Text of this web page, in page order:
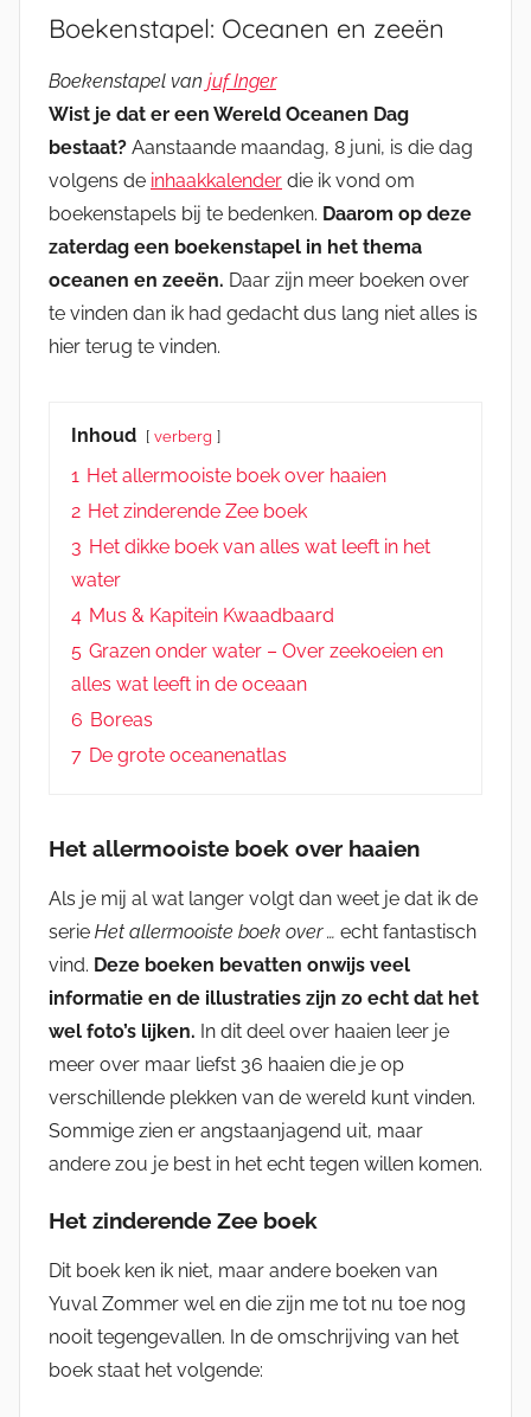
Boekenstapel: Oceanen en zeeën
Boekenstapel van juf Inger
Wist je dat er een Wereld Oceanen Dag
bestaat? Aanstaande maandag, 8 juni, is die dag
volgens de inhaakkalender die ik vond om
boekenstapels bij te bedenken. Daarom op deze
zaterdag een boekenstapel in het thema
oceanen en zeeën. Daar zijn meer boeken over
te vinden dan ik had gedacht dus lang niet alles is
hier terug te vinden.
Inhoud verberg
1 Het allermooiste boek over haaien
2 Het zinderende Zee boek
3 Het dikke boek van alles wat leeft in het
water
4 Mus & Kapitein Kwaadbaard
5 Grazen onder water – Over zeekoeien en
alles wat leeft in de oceaan
6 Boreas
7 De grote oceanenatlas
Het allermooiste boek over haaien
Als je mij al wat langer volgt dan weet je dat ik de
serie Het allermooiste boek over … echt fantastisch
vind. Deze boeken bevatten onwijs veel
informatie en de illustraties zijn zo echt dat het
wel foto’s lijken. In dit deel over haaien leer je
meer over maar liefst 36 haaien die je op
verschillende plekken van de wereld kunt vinden.
Sommige zien er angstaanjagend uit, maar
andere zou je best in het echt tegen willen komen.
Het zinderende Zee boek
Dit boek ken ik niet, maar andere boeken van
Yuval Zommer wel en die zijn me tot nu toe nog
nooit tegengevallen. In de omschrijving van het
boek staat het volgende: